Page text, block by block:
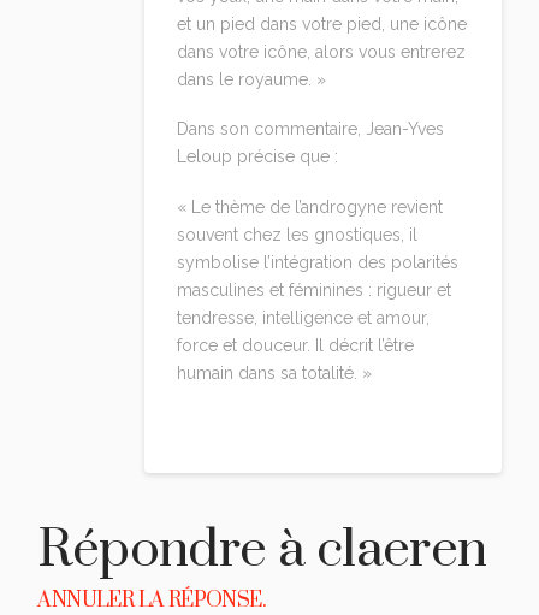
et un pied dans votre pied, une icône
dans votre icône, alors vous entrerez
dans le royaume. »
Dans son commentaire, Jean-Yves
Leloup précise que :
« Le thème de l’androgyne revient
souvent chez les gnostiques, il
symbolise l’intégration des polarités
masculines et féminines : rigueur et
tendresse, intelligence et amour,
force et douceur. Il décrit l’être
humain dans sa totalité. »
Répondre à claeren
ANNULER LA RÉPONSE.